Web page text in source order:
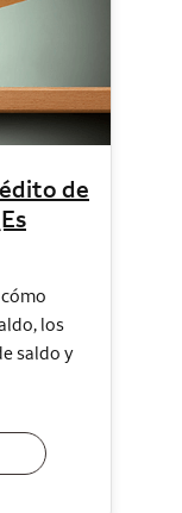
de
los
saldo y